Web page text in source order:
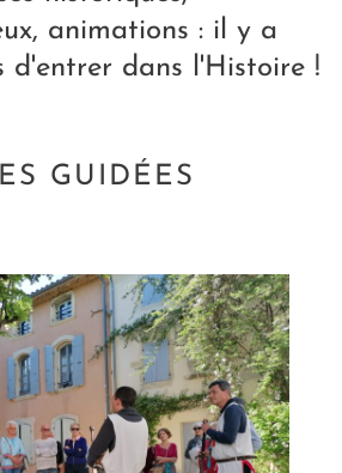
animations : il y a
d'entrer dans l'Histoire !
GUIDÉES